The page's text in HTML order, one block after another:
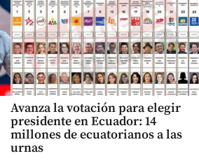
Avanza la votación para elegir
presidente en Ecuador: 14
millones de ecuatorianos a las
urnas